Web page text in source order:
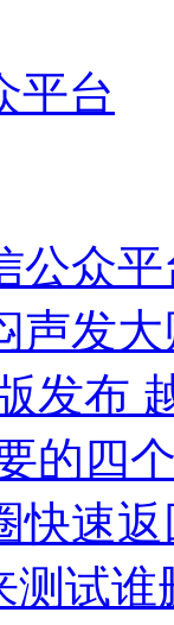
平台
公众平
声发
发布
的四
快速
测试